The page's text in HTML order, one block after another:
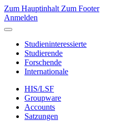
Zum Hauptinhalt Zum Footer
Anmelden
Studieninteressierte
Studierende
Forschende
Internationale
HIS/LSF
Groupware
Accounts
Satzungen